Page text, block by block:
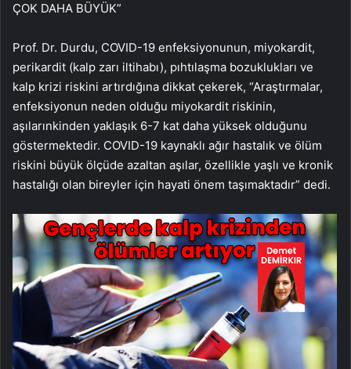
ÇOK DAHA BÜYÜK”
Prof. Dr. Durdu, COVID-19 enfeksiyonunun, miyokardit,
perikardit (kalp zarı iltihabı), pıhtılaşma bozuklukları ve
kalp krizi riskini artırdığına dikkat çekerek, “Araştırmalar,
enfeksiyonun neden olduğu miyokardit riskinin,
aşılarınkinden yaklaşık 6-7 kat daha yüksek olduğunu
göstermektedir. COVID-19 kaynaklı ağır hastalık ve ölüm
riskini büyük ölçüde azaltan aşılar, özellikle yaşlı ve kronik
hastalığı olan bireyler için hayati önem taşımaktadır” dedi.